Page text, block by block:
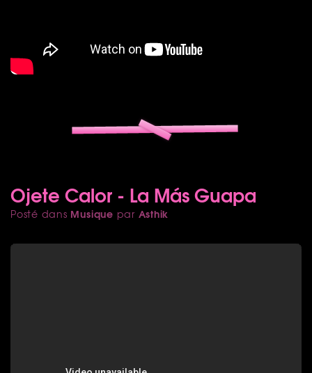
Ojete Calor - La Más Guapa
Posté dans Musique par Asthik